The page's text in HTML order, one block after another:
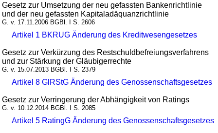
Gesetz zur Umsetzung der neu gefassten Bankenrichtlinie
und der neu gefassten Kapitaladäquanzrichtlinie
G. v. 17.11.2006 BGBl. I S. 2606
Artikel 1 BKRUG Änderung des Kreditwesengesetzes
Gesetz zur Verkürzung des Restschuldbefreiungsverfahrens
und zur Stärkung der Gläubigerrechte
G. v. 15.07.2013 BGBl. I S. 2379
Artikel 8 GlRStG Änderung des Genossenschaftsgesetzes
Gesetz zur Verringerung der Abhängigkeit von Ratings
G. v. 10.12.2014 BGBl. I S. 2085
Artikel 5 RatingG Änderung des Genossenschaftsgesetzes